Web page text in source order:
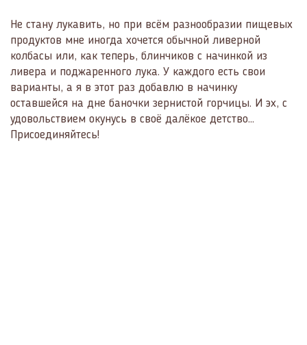
Не стану лукавить, но при всём разнообразии пищевых
продуктов мне иногда хочется обычной ливерной
колбасы или, как теперь, блинчиков с начинкой из
ливера и поджаренного лука. У каждого есть свои
варианты, а я в этот раз добавлю в начинку
оставшейся на дне баночки зернистой горчицы. И эх, с
удовольствием окунусь в своё далёкое детство…
Присоединяйтесь!